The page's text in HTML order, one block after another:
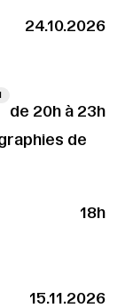
24.10.2026
de 20h à 23h
de
18h
15.11.2026